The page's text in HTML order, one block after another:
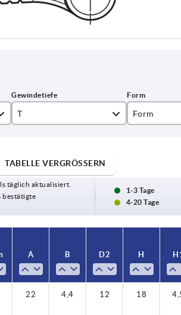
T
14
Form
TABELLE VERGRÖSSERN
täglich aktualisiert.
bestätigte
1-3 Tage
4-20 Tage
A B D2 H
22 4,4 12 18